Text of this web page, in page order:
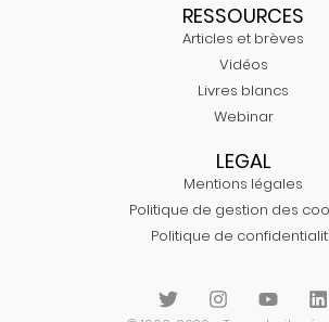
RESSOURCES
Articles et brèves
Vidéos
Livres blancs
Webinar
LEGAL
Mentions légales
Politique de gestion des
Politique de